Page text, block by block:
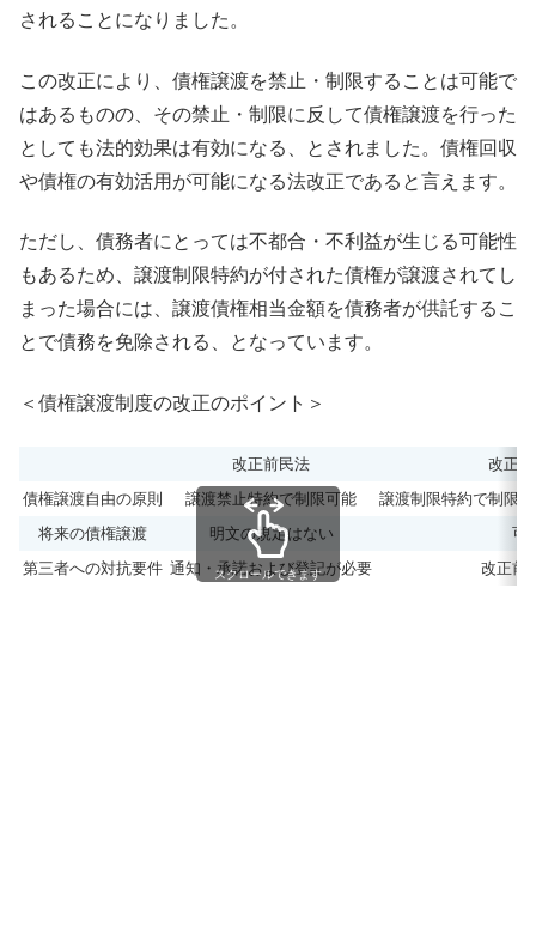
されることになりました。
この改正により、債権譲渡を禁止・制限することは可能で
はあるものの、その禁止・制限に反して債権譲渡を行った
としても法的効果は有効になる、とされました。債権回収
や債権の有効活用が可能になる法改正であると言えます。
ただし、債務者にとっては不都合・不利益が生じる可能性
もあるため、譲渡制限特約が付された債権が譲渡されてし
まった場合には、譲渡債権相当金額を債務者が供託するこ
とで債務を免除される、となっています。
＜債権譲渡制度の改正のポイント＞
改正前民法
改正
債権譲渡自由の原則
譲渡禁止特約で制限可能
譲渡制限特約で制限
将来の債権譲渡
明文の規定はない
可
第三者への対抗要件 通知・承諾および登記が必要 改正前
スクロールできます